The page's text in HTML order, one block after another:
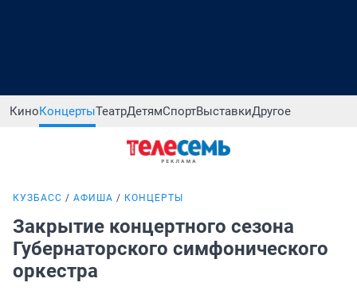
КиноКонцертыТеатрДетямСпортВыставкиДругое
КУЗБАСС АФИША КОНЦЕРТЫ
Закрытие концертного сезона
Губернаторского симфонического
оркестра